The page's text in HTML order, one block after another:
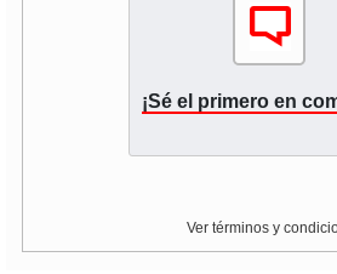
¡Sé el primero en
Ver términos y